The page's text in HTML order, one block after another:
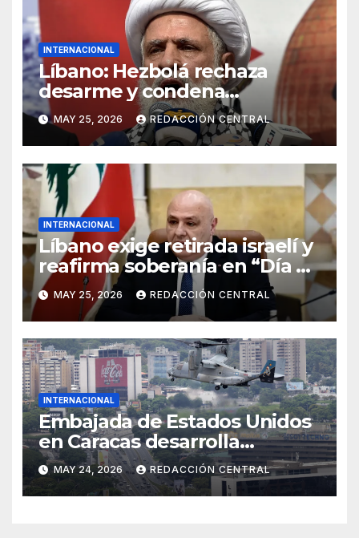
INTERNACIONAL
Líbano: Hezbolá rechaza
desarme y condena
injerencia de EE.UU.
MAY 25, 2026 REDACCIÓN CENTRAL
INTERNACIONAL
Líbano exige retirada israelí y
reafirma soberanía en “Día de
la Resistencia y la Liberación”
MAY 25, 2026 REDACCIÓN CENTRAL
INTERNACIONAL
Embajada de Estados Unidos
en Caracas desarrolla
simulacro aéreo de
evacuación y contingencia
MAY 24, 2026 REDACCIÓN CENTRAL